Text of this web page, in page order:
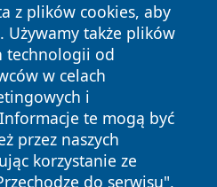
z plików cookies, aby
Używamy także plików
technologii od
w celach
i
te mogą być
przez naszych
korzystanie ze
do serwisu",
Wszystkie prawa
Polityka
Cookies